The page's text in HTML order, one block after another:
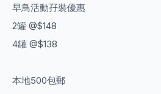
早鳥活動孖裝優惠
2罐 @$148
4罐 @$138
本地500包郵